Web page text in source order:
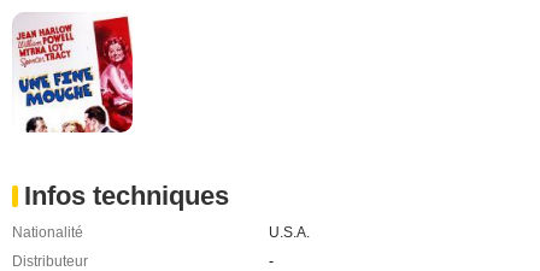
Infos techniques
Nationalité
U.S.A.
Distributeur
-